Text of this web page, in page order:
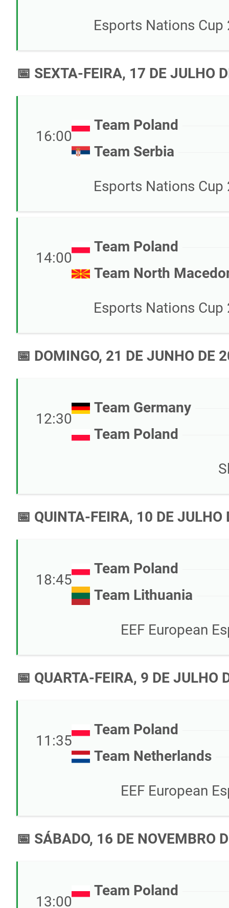
Esports Nations Cup
📅 SEXTA-FEIRA, 17 DE JULHO
16:00
Team Poland
Team Serbia
Esports Nations Cup
14:00
Team Poland
Team North
Esports Nations Cup
📅 DOMINGO, 21 DE JUNHO DE
12:30
Team Germany
Team Poland
📅 QUINTA-FEIRA, 10 DE JULHO
18:45
Team Poland
Team Lithuania
EEF European
📅 QUARTA-FEIRA, 9 DE JULHO
11:35
Team Poland
Team Netherlands
EEF European
📅 SÁBADO, 16 DE NOVEMBRO
13:00
Team Poland